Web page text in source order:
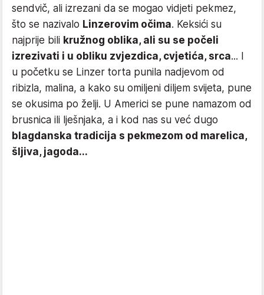
sendvič, ali izrezani da se mogao vidjeti pekmez,
što se nazivalo Linzerovim očima. Keksići su
najprije bili kružnog oblika, ali su se počeli
izrezivati i u obliku zvjezdica, cvjetića, srca... I
u početku se Linzer torta punila nadjevom od
ribizla, malina, a kako su omiljeni diljem svijeta, pune
se okusima po želji. U Americi se pune namazom od
brusnica ili lješnjaka, a i kod nas su već dugo
blagdanska tradicija s pekmezom od marelica,
šljiva, jagoda...